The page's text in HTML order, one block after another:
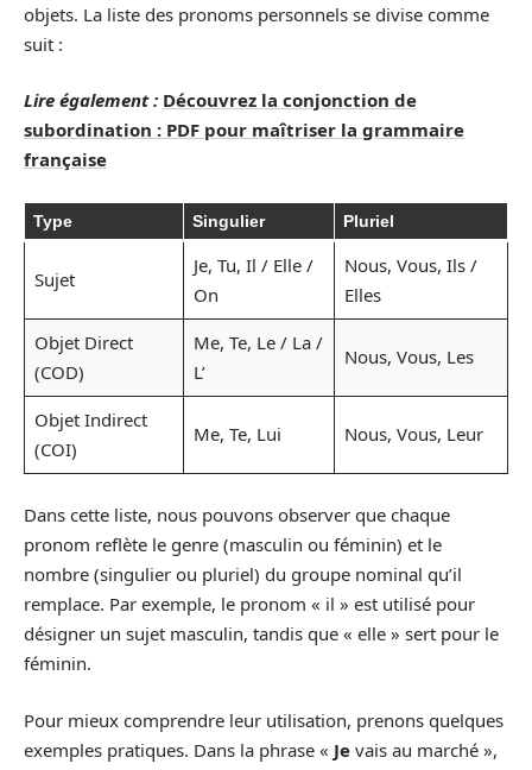
objets. La liste des pronoms personnels se divise comme
suit :
Lire également : Découvrez la conjonction de
subordination : PDF pour maîtriser la grammaire
française
Type Singulier Pluriel
Sujet
Je, Tu, Il / Elle /
On
Nous, Vous, Ils /
Elles
Objet Direct
(COD)
Me, Te, Le / La /
L’
Nous, Vous, Les
Objet Indirect
(COI)
Me, Te, Lui Nous, Vous, Leur
Dans cette liste, nous pouvons observer que chaque
pronom reflète le genre (masculin ou féminin) et le
nombre (singulier ou pluriel) du groupe nominal qu’il
remplace. Par exemple, le pronom « il » est utilisé pour
désigner un sujet masculin, tandis que « elle » sert pour le
féminin.
Pour mieux comprendre leur utilisation, prenons quelques
exemples pratiques. Dans la phrase « Je vais au marché »,